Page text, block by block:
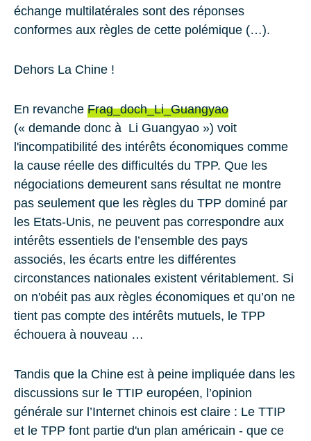
échange multilatérales sont des réponses
conformes aux règles de cette polémique (…).
Dehors La Chine !
En revanche Frag_doch_Li_Guangyao
(« demande donc à Li Guangyao ») voit
l'incompatibilité des intérêts économiques comme
la cause réelle des difficultés du TPP. Que les
négociations demeurent sans résultat ne montre
pas seulement que les règles du TPP dominé par
les Etats-Unis, ne peuvent pas correspondre aux
intérêts essentiels de l’ensemble des pays
associés, les écarts entre les différentes
circonstances nationales existent véritablement. Si
on n'obéit pas aux règles économiques et qu’on ne
tient pas compte des intérêts mutuels, le TPP
échouera à nouveau …
Tandis que la Chine est à peine impliquée dans les
discussions sur le TTIP européen, l’opinion
générale sur l’Internet chinois est claire : Le TTIP
et le TPP font partie d'un plan américain - que ce